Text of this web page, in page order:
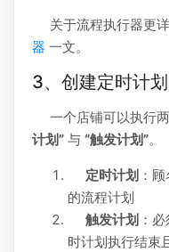
关于流程执行器更
器 一文。
3、创建定时计划
一个店铺可以执行
计划” 与 “触发计划”。
定时计划 ：
的流程计划
触发计划 ：
时计划执行结束